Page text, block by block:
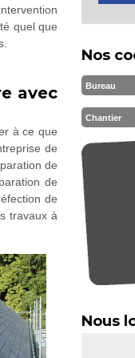
quel que
avec
à ce que
de
de
de
de
travaux à
Nos
Bureau
Chantier
Nous